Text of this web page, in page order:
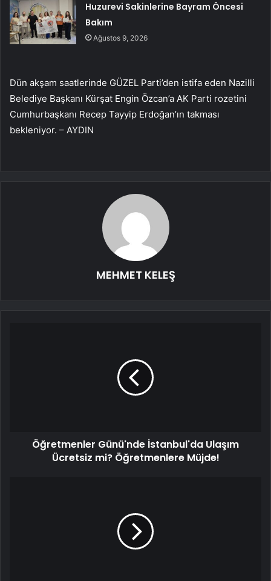
Huzurevi Sakinlerine Bayram Öncesi
Bakım
Ağustos 9, 2026
Dün akşam saatlerinde GÜZEL Parti’den istifa eden Nazilli
Belediye Başkanı Kürşat Engin Özcan’a AK Parti rozetini
Cumhurbaşkanı Recep Tayyip Erdoğan’ın takması
bekleniyor. – AYDIN
MEHMET KELEŞ
Öğretmenler Günü'nde İstanbul'da Ulaşım
Ücretsiz mi? Öğretmenlere Müjde!